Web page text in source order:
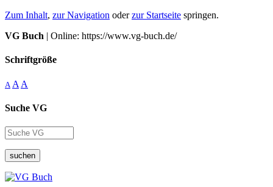
Zum Inhalt, zur Navigation oderzur Startseite springen.
VG Buch | Online: https://www.vg-buch.de/
Schriftgröße
A A A
Suche VG
suchen